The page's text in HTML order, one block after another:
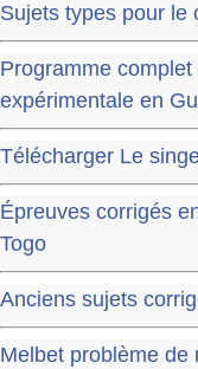
Sujets types pour le
Programme
expérimentale en
Télécharger Le
Épreuves corrigés
Togo
Anciens sujets
Melbet problème de